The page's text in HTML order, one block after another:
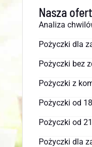
Nasza
Analiza
Pożyczki dla
Pożyczki bez
Pożyczki z
Pożyczki od
Pożyczki od
Pożyczki dla